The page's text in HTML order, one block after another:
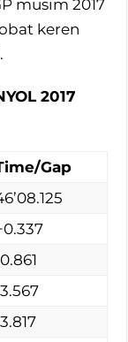
musim 2017
keren
2017
Gap